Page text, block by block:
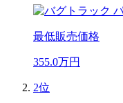
最低販売価格
355.0万円
2位